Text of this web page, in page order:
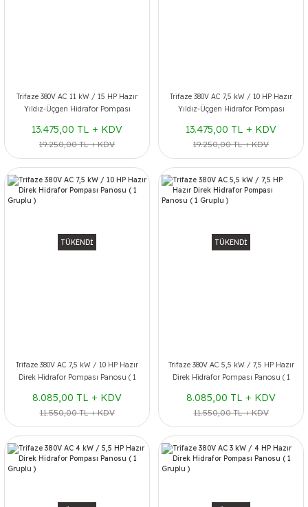
Trifaze 380V AC 11 kW / 15 HP Hazır
Yıldız-Üçgen Hidrafor Pompası
13.475,00 TL + KDV
19.250,00 TL + KDV
Trifaze 380V AC 7,5 kW / 10 HP Hazır
Yıldız-Üçgen Hidrafor Pompası
13.475,00 TL + KDV
19.250,00 TL + KDV
TÜKENDİ
Trifaze 380V AC 7,5 kW / 10 HP Hazır
Direk Hidrafor Pompası Panosu ( 1
8.085,00 TL + KDV
11.550,00 TL + KDV
TÜKENDİ
Trifaze 380V AC 5,5 kW / 7,5 HP Hazır
Direk Hidrafor Pompası Panosu ( 1
8.085,00 TL + KDV
11.550,00 TL + KDV